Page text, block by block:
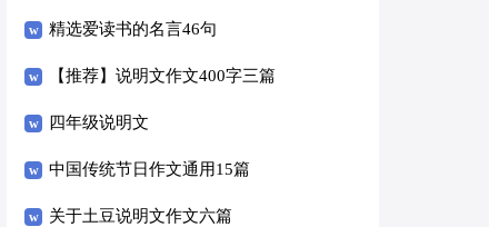
精选爱读书的名言46句
【推荐】说明文作文400字三篇
四年级说明文
中国传统节日作文通用15篇
关于土豆说明文作文六篇